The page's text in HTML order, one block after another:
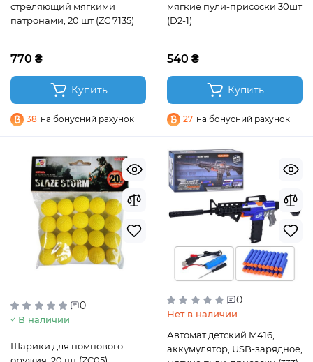
стреляющий мягкими
патронами, 20 шт (ZC 7135)
770 ₴
Купить
38 на бонусний рахунок
мягкие пули-присоски 30шт
(D2-1)
540 ₴
Купить
27 на бонусний рахунок
0
В наличии
Шарики для помпового
0
Нет в наличии
Автомат детский M416,
аккумулятор, USB-зарядное,